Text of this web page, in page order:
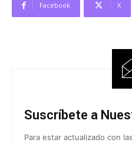
Facebook X
Suscríbete a
Para estar actualizado con